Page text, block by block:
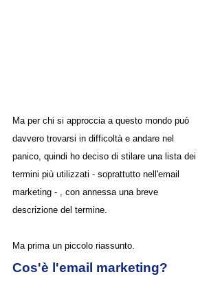
Ma per chi si approccia a questo mondo può
davvero trovarsi in difficoltà e andare nel
panico, quindi ho deciso di stilare una lista dei
termini più utilizzati - soprattutto nell'email
marketing - , con annessa una breve
descrizione del termine.
Ma prima un piccolo riassunto.
Cos'è l'email marketing?